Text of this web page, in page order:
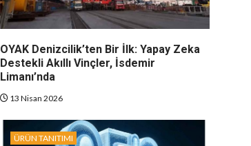
OYAK Denizcilik’ten Bir İlk: Yapay Zeka
Destekli Akıllı Vinçler, İsdemir
Limanı’nda
13 Nisan 2026
ÜRÜN TANITIMI